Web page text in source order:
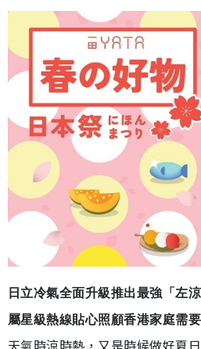
日立冷氣全面升級推出最強「左
屬星級熱線貼心照顧香港家庭需要